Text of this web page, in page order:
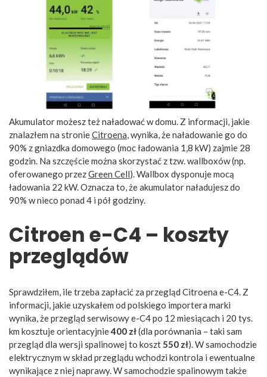
Akumulator możesz też naładować w domu. Z informacji, jakie
znalazłem na stronieCitroena, wynika, że naładowanie go do
90% z gniazdka domowego (moc ładowania 1,8 kW) zajmie 28
godzin. Na szczęście można skorzystać z tzw. wallboxów (np.
oferowanego przezGreen Cell). Wallbox dysponuje mocą
ładowania 22 kW. Oznacza to, że akumulator naładujesz do
90% w nieco ponad 4 i pół godziny.
Citroen e-C4 – koszty
przeglądów
Sprawdziłem, ile trzeba zapłacić za przegląd Citroena e-C4. Z
informacji, jakie uzyskałem od polskiego importera marki
wynika, że przegląd serwisowy e-C4 po 12 miesiącach i 20 tys.
km kosztuje orientacyjnie400 zł(dla porównania – taki sam
przegląd dla wersji spalinowej to koszt550 zł). W samochodzie
elektrycznym w skład przeglądu wchodzi kontrola i ewentualne
wynikające z niej naprawy. W samochodzie spalinowym także